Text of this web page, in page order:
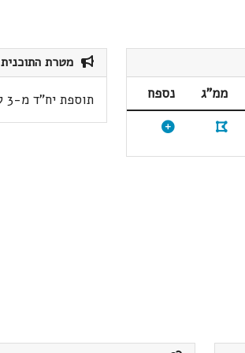
ממ"ג
נספח
מטרת התוכנית
תוספת יח"ד מ-3 ל-4 ללא שינוי באחוזי בניה.